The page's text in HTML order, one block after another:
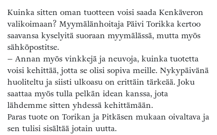
Kuinka sitten oman tuotteen voisi saada Kenkäveron
valikoimaan? Myymälänhoitaja Päivi Torikka kertoo
saavansa kyselyitä suoraan myymälässä, mutta myös
sähköpostitse.
– Annan myös vinkkejä ja neuvoja, kuinka tuotetta
voisi kehittää, jotta se olisi sopiva meille. Nykypäivänä
huoliteltu ja siisti ulkoasu on erittäin tärkeää. Joku
saattaa myös tulla pelkän idean kanssa, jota
lähdemme sitten yhdessä kehittämään.
Paras tuote on Torikan ja Pitkäsen mukaan oivaltava ja
sen tulisi sisältää jotain uutta.